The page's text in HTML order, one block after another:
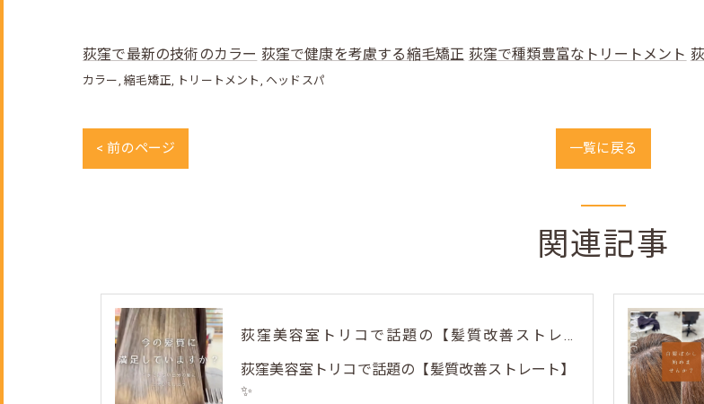
荻窪で最新の技術のカラー 荻窪で健康を考慮する縮毛矯正 荻窪で種類豊富なトリートメント
カラー 縮毛矯正 トリートメント ヘッドスパ
< 前のページ 一覧に戻る
関連記事
荻窪美容室トリコで話題の【髪質改善ストレート】✨
荻窪美容室トリコで話題の【髪質改善ストレート】
✨